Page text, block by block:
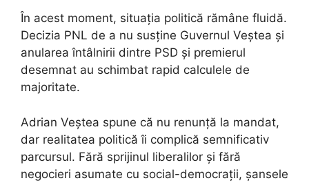
În acest moment, situația politică rămâne fluidă.
Decizia PNL de a nu susține Guvernul Veștea și
anularea întâlnirii dintre PSD și premierul
desemnat au schimbat rapid calculele de
majoritate.
Adrian Veștea spune că nu renunță la mandat,
dar realitatea politică îi complică semnificativ
parcursul. Fără sprijinul liberalilor și fără
negocieri asumate cu social-democrații, șansele